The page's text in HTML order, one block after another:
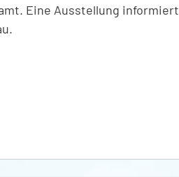
Eine Ausstellung informiert